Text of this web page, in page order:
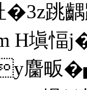
跳
H塡
麕畈